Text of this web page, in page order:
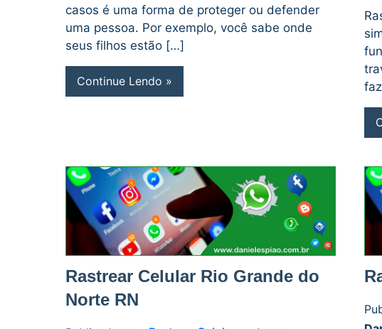
casos é uma forma de proteger ou defender
uma pessoa. Por exemplo, você sabe onde
seus filhos estão […]
Continue Lendo
Rastrear Celular Rio Grande do
Norte RN
No